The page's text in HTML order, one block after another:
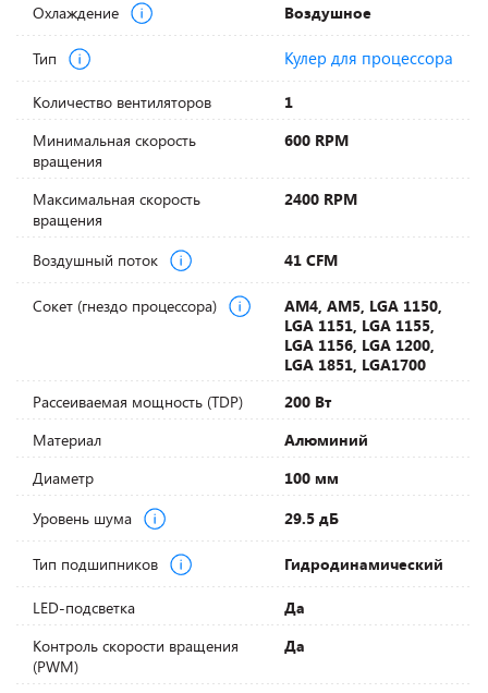
Охлаждение Воздушное
Тип Кулер для процессора
Количество вентиляторов
1
Минимальная скорость
вращения
600 RPM
Максимальная скорость
вращения
2400 RPM
Воздушный поток 41 CFM
Сокет (гнездо процессора)
AM4, AM5, LGA 1150,
LGA 1151, LGA 1155,
LGA 1156, LGA 1200,
LGA 1851, LGA1700
Рассеиваемая мощность (TDP)
200 Вт
Материал
Алюминий
Диаметр
100 мм
Уровень шума
29.5 дБ
Тип подшипников Гидродинамический
LED-подсветка
Да
Контроль скорости вращения
(PWM)
Да